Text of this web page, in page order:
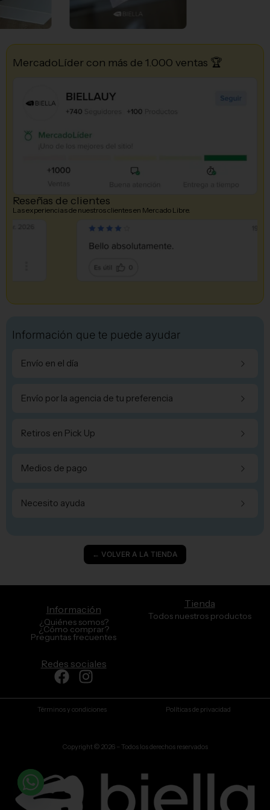
MercadoLíder con más de 1.000 ventas 🏆
Reseñas de clientes
Las experiencias de nuestros clientes en Mercado Libre.
Información que te puede ayudar
Envío en el día
Envío por la agencia de tu preferencia
Retiros en Pick Up
Medios de pago
Necesito ayuda
← VOLVER A LA TIENDA
Información
¿Quiénes somos?
¿Cómo comprar?
Preguntas frecuentes
Redes sociales
Facebook
Instagram
Tienda
Todos nuestros productos
Términos y condiciones Políticas de privacidad
Copyright © 2026 – Todos los derechos reservados